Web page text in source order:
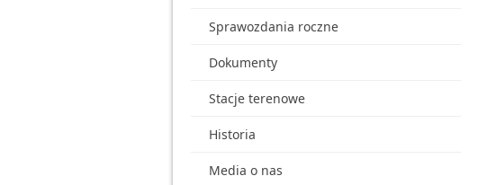
Sprawozdania roczne
Dokumenty
Stacje terenowe
Historia
Media o nas